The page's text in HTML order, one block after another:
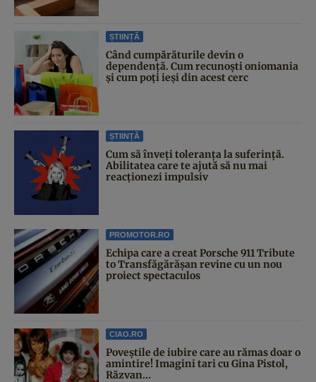
ȘTIINȚĂ
Când cumpărăturile devin o
dependență. Cum recunoști oniomania
și cum poți ieși din acest cerc
ȘTIINȚĂ
Cum să înveți toleranța la suferință.
Abilitatea care te ajută să nu mai
reacționezi impulsiv
PROMOTOR.RO
Echipa care a creat Porsche 911 Tribute
to Transfăgărășan revine cu un nou
proiect spectaculos
CIAO.RO
Poveştile de iubire care au rămas doar o
amintire! Imagini tari cu Gina Pistol,
Răzvan...